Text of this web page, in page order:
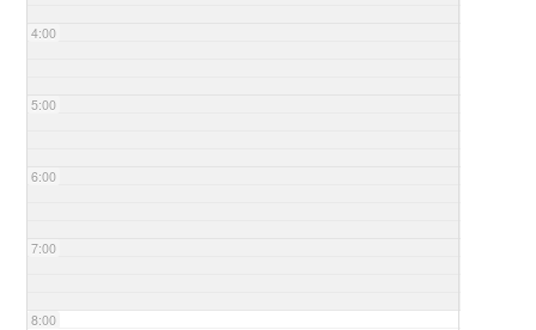
4:00
5:00
6:00
7:00
8:00